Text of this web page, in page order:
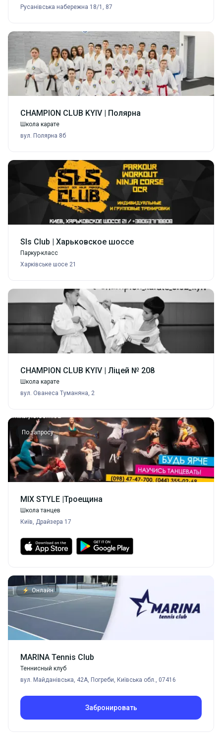
Русанівська набережна 18/1, 87
CHAMPION CLUB KYIV | Полярна
Школа карате
вул. Полярна 8б
Sls Club | Харьковское шоссе
Паркур-класс
Харківське шосе 21
CHAMPION CLUB KYIV | Ліцей № 208
Школа карате
вул. Ованеса Туманяна, 2
По запросу
MIX STYLE |Троещина
Школа танцев
Київ, Драйзера 17
Онлайн
MARINA Tennis Club
Теннисный клуб
вул. Майданівська, 42А, Погреби, Київська обл., 07416
Забронировать